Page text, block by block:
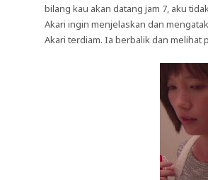
bilang kau akan datang jam 7, aku
Akari ingin menjelaskan dan
Akari terdiam. Ia berbalik dan melihat